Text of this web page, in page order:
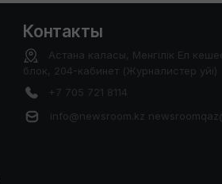
Контакты
Астана каласы, Менгілік Ел
блок, 204-кабинет (Журналистер уйі)
+7 705 721 8114
info@newsroom.kz